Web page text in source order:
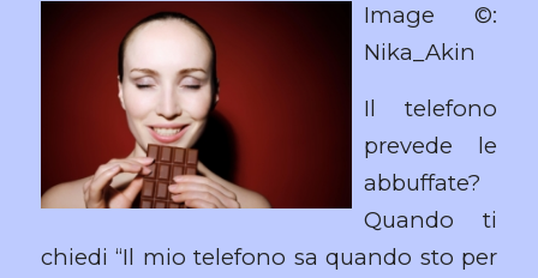
Image ©:
Nika_Akin
Il telefono
prevede le
abbuffate?
Quando ti
chiedi “Il mio telefono sa quando sto per